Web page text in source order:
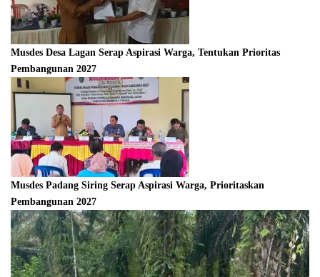
Musdes Desa Lagan Serap Aspirasi Warga, Tentukan Prioritas
Pembangunan 2027
Musdes Padang Siring Serap Aspirasi Warga, Prioritaskan
Pembangunan 2027